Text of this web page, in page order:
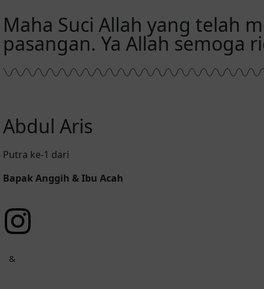
Maha Suci Allah yang telah
pasangan. Ya Allah
Abdul Aris
Putra ke-1 dari
Bapak Anggih & Ibu Acah
&